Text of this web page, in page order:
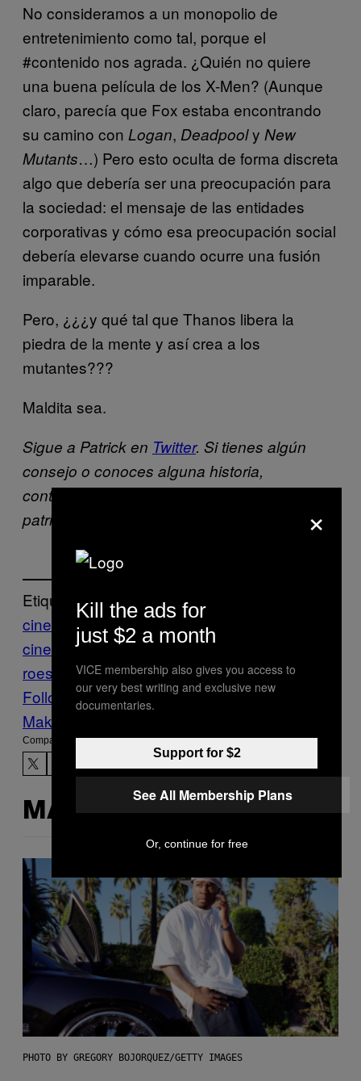
No consideramos a un monopolio de
entretenimiento como tal, porque el
#contenido nos agrada. ¿Quién no quiere
una buena película de los X-Men? (Aunque
claro, parecía que Fox estaba encontrando
su camino con Logan, Deadpooly New
Mutants…) Pero esto oculta de forma discreta
algo que debería ser una preocupación para
la sociedad: el mensaje de las entidades
corporativas y cómo esa preocupación social
debería elevarse cuando ocurre una fusión
imparable.
Pero, ¿¿¿y qué tal que Thanos libera la
piedra de la mente y así crea a los
mutantes???
Maldita sea.
Sigue a Patrick en Twitter. Si tienes algún
consejo o conoces alguna historia,
contáctalo por email:
patrick.klepek@vice.com
Etiquetado:
cine
FOX Hollywood industria
cinematografica marvel monopolio
roes
Waypoint X-Men
Follow Us On Discover
Make Us Preferred In Top Stories
Compartir:
MÁS DE LO MISMO
PHOTO BY GREGORY BOJORQUEZ/GETTY IMAGES
×
Kill the ads for
just $2 a month
VICE membership also gives you access to
our very best writing and exclusive new
documentaries.
Support for $2
See All Membership Plans
Or, continue for free